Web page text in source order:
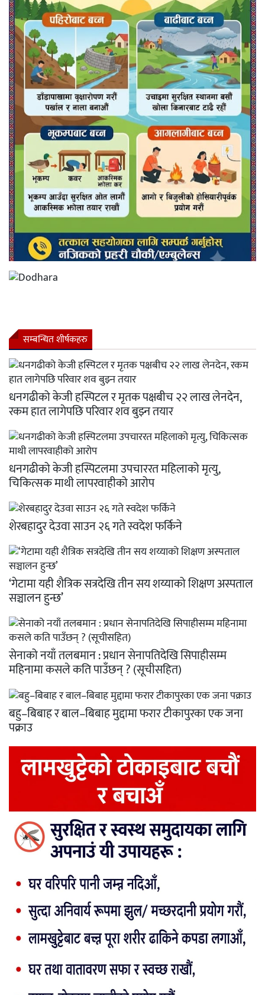
सम्बन्धित शीर्षकहरु
धनगढीको केजी हस्पिटल र मृतक पक्षबीच २२ लाख लेनदेन,
रकम हात लागेपछि परिवार शव बुझ्न तयार
धनगढीको केजी हस्पिटलमा उपचाररत महिलाको मृत्यु,
चिकित्सक माथी लापरवाहीको आरोप
शेरबहादुर देउवा साउन २६ गते स्वदेश फर्किने
‘गेटामा यही शैत्रिक सत्रदेखि तीन सय शय्याको शिक्षण अस्पताल
सञ्चालन हुन्छ’
सेनाको नयाँ तलबमान : प्रधान सेनापतिदेखि सिपाहीसम्म
महिनामा कसले कति पाउँछन् ? (सूचीसहित)
बहु–बिबाह र बाल–बिबाह मुद्दामा फरार टीकापुरका एक जना
पक्राउ